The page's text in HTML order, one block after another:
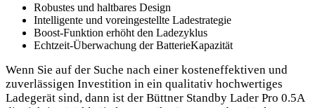
Robustes ‍und haltbares Design
Intelligente⁣ und⁣ voreingestellte⁤ Ladestrategie
Boost-Funktion‌ erhöht den Ladezyklus
Echtzeit-Überwachung der BatterieKapazität
Wenn Sie auf der Suche ‍nach einer kosteneffektiven und⁣
zuverlässigen Investition in ‌ein⁣ qualitativ ⁣hochwertiges
Ladegerät sind,‌ dann ist der Büttner Standby Lader⁢ Pro 0.5A